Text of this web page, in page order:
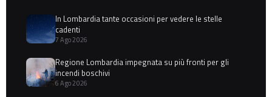
In Lombardia tante occasioni per vedere le stelle
cadenti
7 Ago 2026
Regione Lombardia impegnata su più fronti per gli
incendi boschivi
6 Ago 2026